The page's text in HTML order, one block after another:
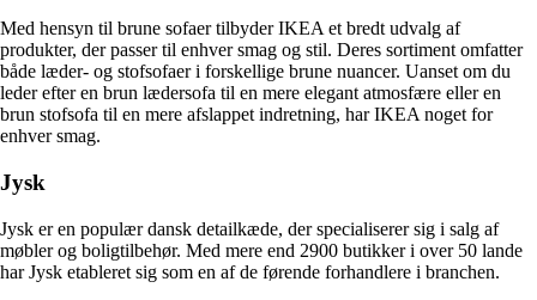
Med hensyn til brune sofaer tilbyder IKEA et bredt udvalg af
produkter, der passer til enhver smag og stil. Deres sortiment omfatter
både læder- og stofsofaer i forskellige brune nuancer. Uanset om du
leder efter en brun lædersofa til en mere elegant atmosfære eller en
brun stofsofa til en mere afslappet indretning, har IKEA noget for
enhver smag.
Jysk
Jysk er en populær dansk detailkæde, der specialiserer sig i salg af
møbler og boligtilbehør. Med mere end 2900 butikker i over 50 lande
har Jysk etableret sig som en af de førende forhandlere i branchen.